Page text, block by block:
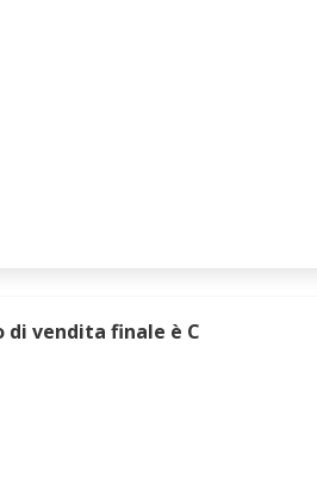
di vendita finale è C